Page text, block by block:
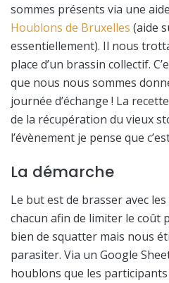
sommes présents via une
Houblons de Bruxelles (aide
essentiellement). Il nous
place d’un brassin collectif.
que nous nous sommes
journée d’échange ! La
de la récupération du vieux
l’évènement je pense que
La démarche
Le but est de brasser avec
chacun afin de limiter le coût
bien de squatter mais nous
parasiter. Via un Google
houblons que les